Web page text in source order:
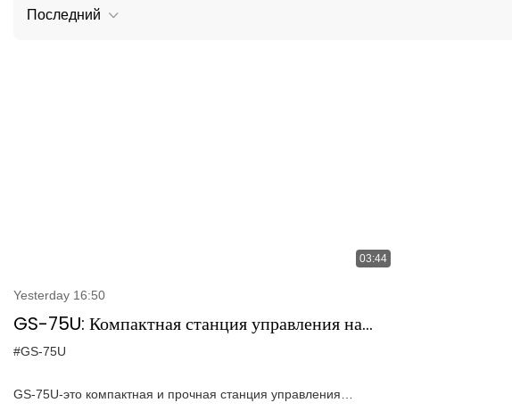
Последний
03:44
Yesterday 16:50
GS-75U: Компактная станция управления на
земле БПЛА с интуитивно понятным
#GS-75U
GS-75U-это компактная и прочная станция управления